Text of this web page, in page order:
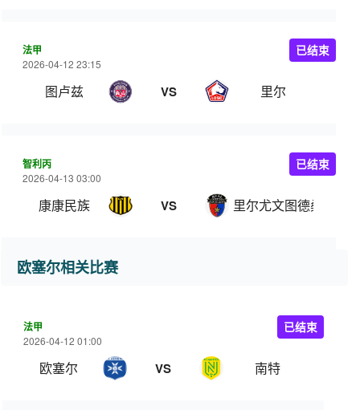
法甲
2026-04-12 23:15
图卢兹 VS 里尔
已结束
智利丙
2026-04-13 03:00
康康民族 VS 里尔尤文图德桑河
已结束
欧塞尔相关比赛
法甲
2026-04-12 01:00
欧塞尔 VS 南特
已结束